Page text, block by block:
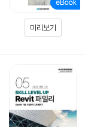
미리보기